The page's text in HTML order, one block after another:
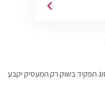
תפקיד בשוק רק המעסיק יקבע